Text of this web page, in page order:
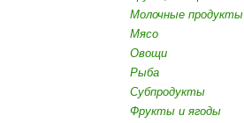
Молочные продукты
Мясо
Овощи
Рыба
Субпродукты
Фрукты и ягоды